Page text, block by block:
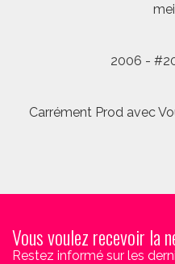
2006 -
Carrément Prod avec
Vous voulez recevoir la
Restez informé sur les